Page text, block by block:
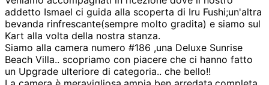
addetto Ismael ci guida alla scoperta di Iru Fushi;un'altra
bevanda rinfrescante(sempre molto gradita) e siamo sul
Kart alla volta della nostra stanza.
Siamo alla camera numero #186 ,una Deluxe Sunrise
Beach Villa.. scopriamo con piacere che ci hanno fatto
un Upgrade ulteriore di categoria.. che bello!!